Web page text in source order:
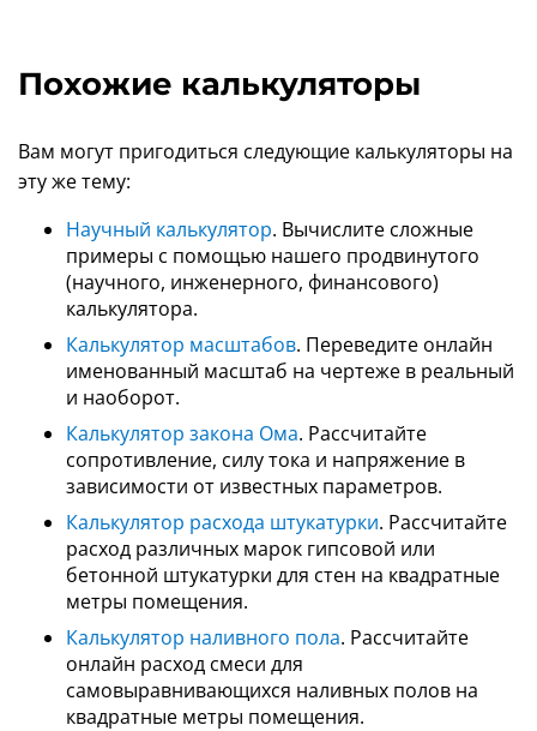
Похожие калькуляторы
Вам могут пригодиться следующие калькуляторы на
эту же тему:
Научный калькулятор. Вычислите сложные
примеры с помощью нашего продвинутого
(научного, инженерного, финансового)
калькулятора.
Калькулятор масштабов. Переведите онлайн
именованный масштаб на чертеже в реальный
и наоборот.
Калькулятор закона Ома. Рассчитайте
сопротивление, силу тока и напряжение в
зависимости от известных параметров.
Калькулятор расхода штукатурки. Рассчитайте
расход различных марок гипсовой или
бетонной штукатурки для стен на квадратные
метры помещения.
Калькулятор наливного пола. Рассчитайте
онлайн расход смеси для
самовыравнивающихся наливных полов на
квадратные метры помещения.